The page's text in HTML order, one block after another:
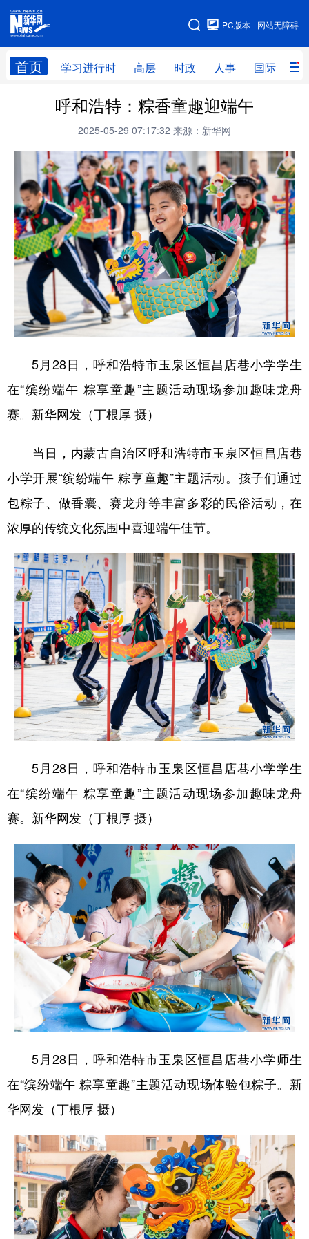
网站无障碍
PC版本
首页 学习进行时 高层 时政 人事 国际 财
网站地图
学习进行时 高层 时政
财经 网评
台湾 思客智库 全球连线 教育
科技 科创 量子 体育
文化 书画 健康 军事
访谈 视频 图片 政务
法律 中央文件 金融
食品 人居 信息化
学术中国 乡村振兴 银龄 溯源中国
城市 旅游 能源 会展
彩票 娱乐 时尚 悦读
公益 一带一路
文化产业
地方频道
北京 天津 河北
辽宁 吉林 上海 江苏
浙江 安徽 福建 江西
山东 河南 湖北 湖南
广东 广西 海南 重庆
贵州 云南 西藏
陕西 甘肃 青海 宁夏
新疆 内蒙古 黑龙江
多语种频道
English Español
Русский язык 日本語
Deutsch Português
呼和浩特：粽香童趣迎端午
2025-05-29 07:17:32 来源：新华网
5月28日，呼和浩特市玉泉区恒昌店巷小学学生
在“缤纷端午 粽享童趣”主题活动现场参加趣味龙舟
赛。新华网发（丁根厚 摄）
当日，内蒙古自治区呼和浩特市玉泉区恒昌店巷
小学开展“缤纷端午 粽享童趣”主题活动。孩子们通过
包粽子、做香囊、赛龙舟等丰富多彩的民俗活动，在
浓厚的传统文化氛围中喜迎端午佳节。
5月28日，呼和浩特市玉泉区恒昌店巷小学学生
在“缤纷端午 粽享童趣”主题活动现场参加趣味龙舟
赛。新华网发（丁根厚 摄）
5月28日，呼和浩特市玉泉区恒昌店巷小学师生
在“缤纷端午 粽享童趣”主题活动现场体验包粽子。新
华网发（丁根厚 摄）